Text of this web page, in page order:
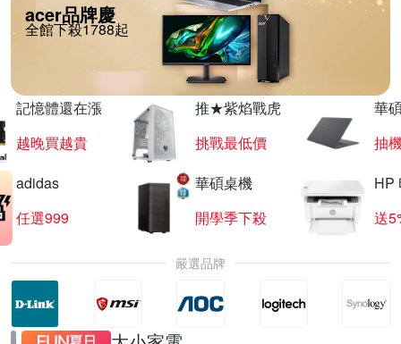
acer品牌慶
全館下殺1788起
記憶體還在漲
越晚買越貴
推★紫焰戰虎
挑戰最低價
華
抽
adidas
任選999
華碩桌機
開學季下殺
HP
送
嚴選品牌